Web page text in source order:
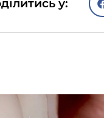
у: